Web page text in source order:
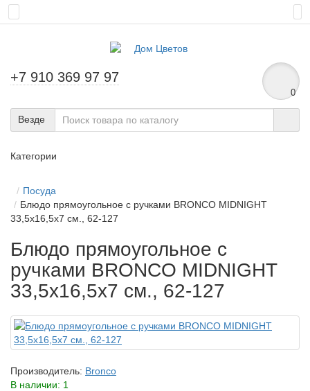
+7 910 369 97 97
0
Везде
Категории
Посуда
Блюдо прямоугольное с ручками BRONCO MIDNIGHT
33,5х16,5х7 см., 62-127
Блюдо прямоугольное с
ручками BRONCO MIDNIGHT
33,5х16,5х7 см., 62-127
Производитель: Bronco
В наличии: 1